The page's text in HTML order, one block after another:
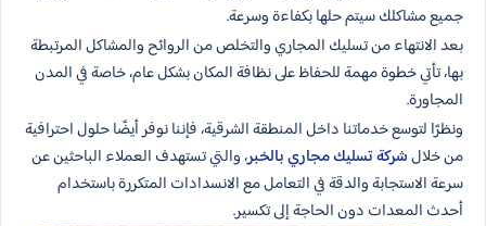
جميع مشاكلك سيتم حلها بكفاءة وسرعة.
بعد الانتهاء من تسليك المجاري والتخلص من الروائح والمشاكل المرتبطة
بها، تأتي خطوة مهمة للحفاظ على نظافة المكان بشكل عام، خاصة في المدن
المجاورة.
ونظرًا لتوسع خدماتنا داخل المنطقة الشرقية، فإننا نوفر أيضًا حلول احترافية
من خلالشركة تسليك مجاري بالخبر، والتي تستهدف العملاء الباحثين عن
سرعة الاستجابة والدقة في التعامل مع الانسدادات المتكررة باستخدام
أحدث المعدات دون الحاجة إلى تكسير.